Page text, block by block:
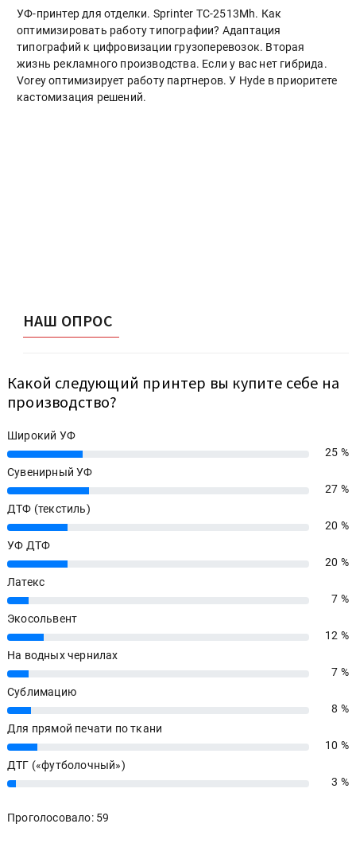
УФ-принтер для отделки. Sprinter ТС-2513Mh. Как
оптимизировать работу типографии? Адаптация
типографий к цифровизации грузоперевозок. Вторая
жизнь рекламного производства. Если у вас нет гибрида.
Vorey оптимизирует работу партнеров. У Hyde в приоритете
кастомизация решений.
НАШ ОПРОС
Какой следующий принтер вы купите себе на
производство?
Широкий УФ
25%
25 %
Сувенирный УФ
27%
27 %
ДТФ (текстиль)
20%
20 %
УФ ДТФ
20%
20 %
Латекс
7%
7 %
Экосольвент
12%
12 %
На водных чернилах
7%
7 %
Сублимацию
8%
8 %
Для прямой печати по ткани
10%
10 %
ДТГ («футболочный»)
3% 3 %
Проголосовало: 59